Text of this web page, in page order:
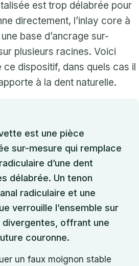
est trop délabrée pour
directement, l’inlay core à
base d’ancrage sur-
plusieurs racines. Voici
dispositif, dans quels cas il
à la dent naturelle.
est une pièce
sur-mesure qui remplace
d’une dent
délabrée. Un tenon
radiculaire et une
verrouille l’ensemble sur
divergentes, offrant une
couronne.
un faux moignon stable